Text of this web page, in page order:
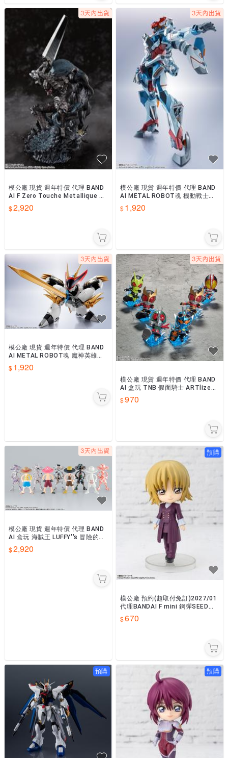
模公廠 現貨 週年特價 代理 BAND
AI F Zero Touche Metallique 烙
印勇士 凱茲 狂戰士鎧甲
2,920
模公廠 現貨 週年特價 代理 BAND
AI METAL ROBOT魂 機動戰士鋼
彈GQuuuuuuX GQuuuuuuX
1,920
模公廠 現貨 週年特價 代理 BAND
AI METAL ROBOT魂 魔神英雄傳
龍王丸
1,920
模公廠 現貨 週年特價 代理 BAND
AI 盒玩 TNB 假面騎士 ARTlized
一中盒6入
970
模公廠 現貨 週年特價 代理 BAND
AI 盒玩 海賊王 LUFFY''s 冒險的記
憶 [Vol.2] 一中盒10入
2,920
預購
模公廠 預約(超取付免訂)2027/01
代理BANDAI F mini 鋼彈SEED劇
場版 卡佳里・由拉・阿斯哈0810
670
預購 預購